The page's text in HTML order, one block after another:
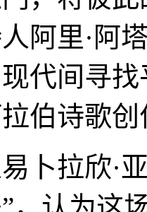
阿里·阿
代间寻
伯诗歌
拉欣·亚